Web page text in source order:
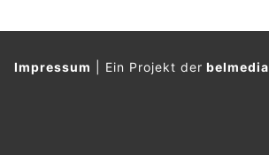
Impressum Ein Projekt derbelmedia